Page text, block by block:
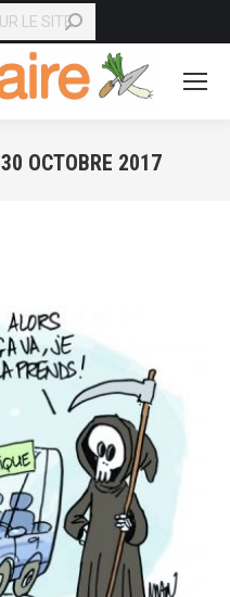
30 OCTOBRE 2017